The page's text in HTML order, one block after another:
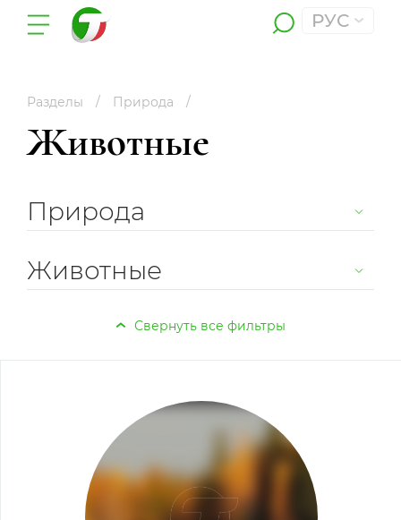
РУС
Разделы Природа
Животные
Природа
Животные